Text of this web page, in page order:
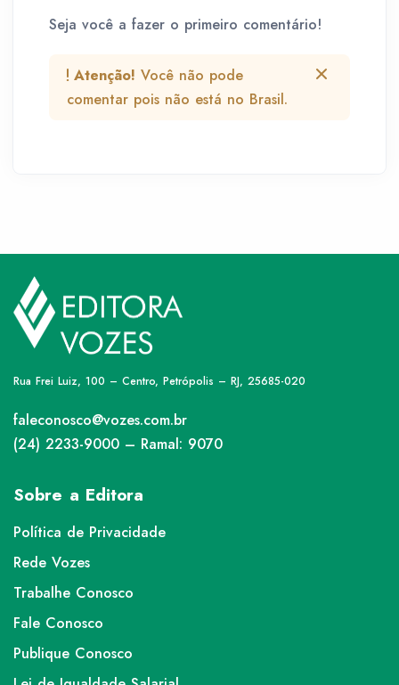
Seja você a fazer o primeiro comentário!
Atenção! Você não pode
comentar pois não está no Brasil.
Rua Frei Luiz, 100 – Centro, Petrópolis – RJ, 25685-020
faleconosco@vozes.com.br
(24) 2233-9000 – Ramal: 9070
Sobre a Editora
Política de Privacidade
Rede Vozes
Trabalhe Conosco
Fale Conosco
Publique Conosco